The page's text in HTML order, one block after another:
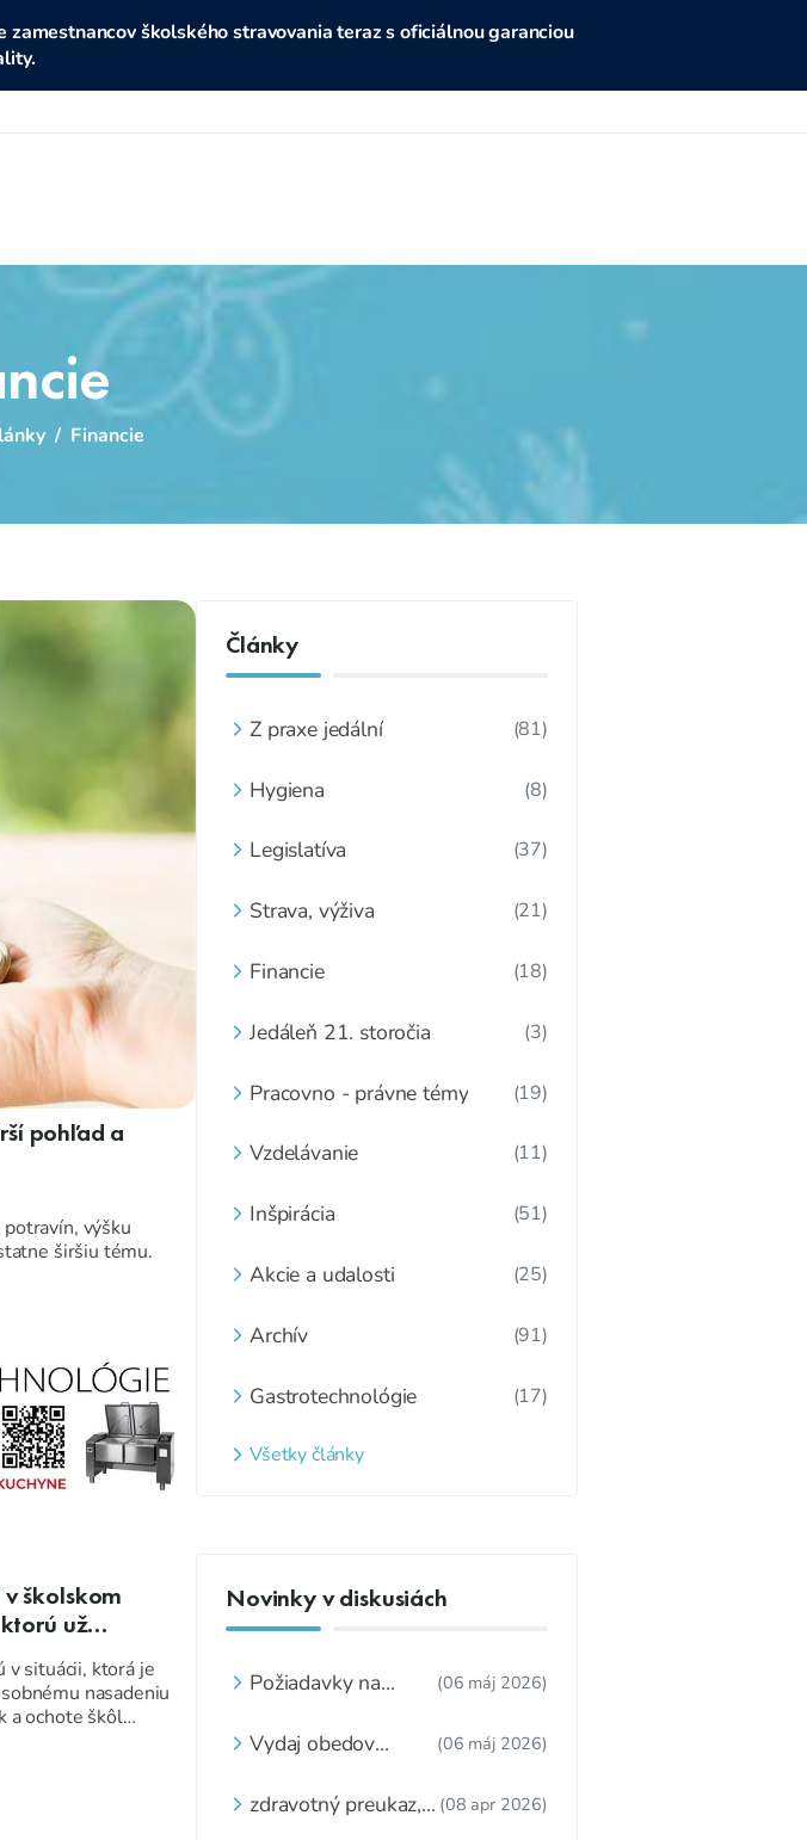
školského stravovania teraz s oficiálnou garanciou
/ Financie
pohľad a
výšku
širšiu tému.
školskom
už
v situácii, ktorá je
nasadeniu
a ochote škôl
Články
Z praxe jedální (81)
Hygiena (8)
Legislatíva (37)
Strava, výživa (21)
Financie (18)
Jedáleň 21. storočia (3)
Pracovno - právne témy (19)
Vzdelávanie (11)
Inšpirácia (51)
Akcie a udalosti (25)
Archív (91)
Gastrotechnológie (17)
Všetky články
Novinky v diskusiách
Požiadavky na
(06 máj 2026)
Vydaj obedov
zástupcovi
(06 máj 2026)
zdravotný preukaz,
(08 apr 2026)